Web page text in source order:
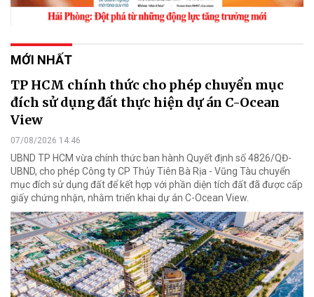
MỚI NHẤT
TP HCM chính thức cho phép chuyển mục
đích sử dụng đất thực hiện dự án C-Ocean
View
07/08/2026 14:46
UBND TP HCM vừa chính thức ban hành Quyết định số 4826/QĐ-
UBND, cho phép Công ty CP Thủy Tiên Bà Rịa - Vũng Tàu chuyển
mục đích sử dụng đất để kết hợp với phần diện tích đất đã được cấp
giấy chứng nhận, nhằm triển khai dự án C-Ocean View.